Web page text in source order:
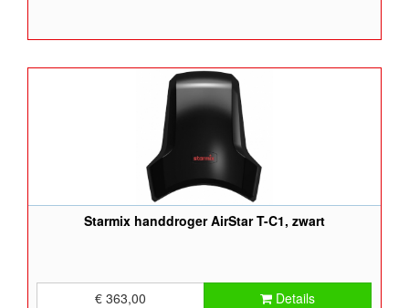
Starmix handdroger AirStar T-C1, zwart
€ 363,00 Details